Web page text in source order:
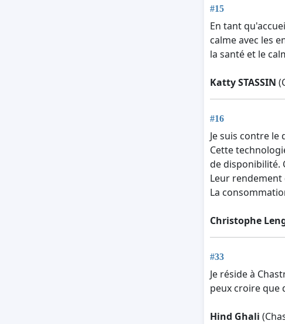
#15
En tant
calme avec les
la santé et le
Katty STASSIN
#16
Je suis contre
Cette
de disponibilité.
Leur rendement
La
Christophe
#33
Je réside à
peux croire que
Hind Ghali